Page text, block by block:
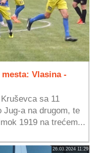
Vlasina -
sa 11
Jug-a na drugom, te
1919 na trećem...
26.03.2024 11:29